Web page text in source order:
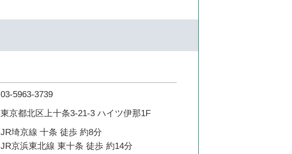
03-5963-3739
東京都北区上十条3-21-3 ハイツ伊那1F
JR埼京線 十条 徒歩 約8分
JR京浜東北線 東十条 徒歩 約14分